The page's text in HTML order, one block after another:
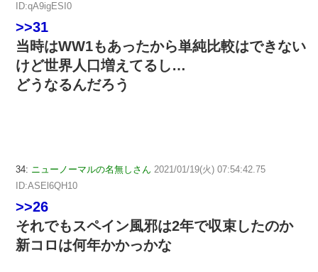
ID:qA9igESI0
>>31
当時はWW1もあったから単純比較はできない
けど世界人口増えてるし…
どうなるんだろう
34: ニューノーマルの名無しさん 2021/01/19(火) 07:54:42.75
ID:ASEl6QH10
>>26
それでもスペイン風邪は2年で収束したのか
新コロは何年かかっかな